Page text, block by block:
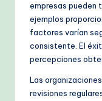
empresas pueden
ejemplos
factores varían
consistente. El
percepciones
Las
revisiones